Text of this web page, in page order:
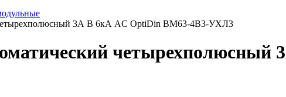
3А B 6кА AC OptiDin BM63-4B3-УХЛ3